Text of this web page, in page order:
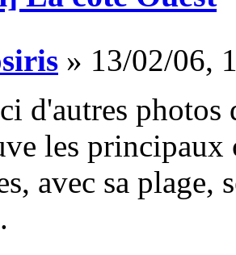
» 13/02/06,
d'autres photos
les
avec sa plage,